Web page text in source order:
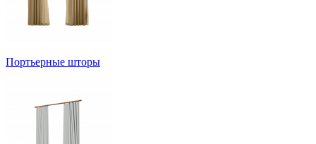
Портьерные шторы